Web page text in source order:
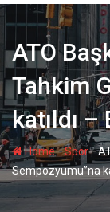
ATO
Tahkim
katıldı
Home-Spor-
Sempozyumu”na